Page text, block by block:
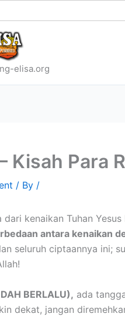
elisa.org
Kisah Para
/ By /
dari kenaikan Tuhan
antara kenaikan
seluruh ciptaannya ini;
BERLALU), ada
dekat, jangan